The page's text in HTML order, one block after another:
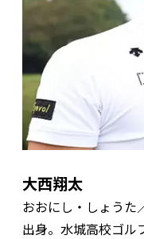
大西翔太
おおにし・しょうた
出身。水城高校ゴル